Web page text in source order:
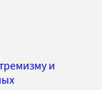
и